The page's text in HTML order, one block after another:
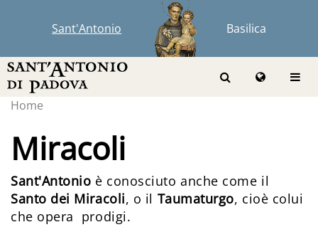
Sant'Antonio Basilica
Home
Miracoli
Sant'Antonio è conosciuto anche come il
Santo dei Miracoli, o il Taumaturgo, cioè colui
che opera prodigi.